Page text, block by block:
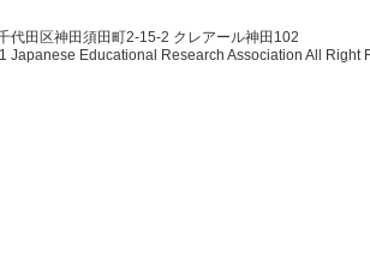
代田区神田須田町2-15-2 クレアール神田102
Japanese Educational Research Association All Right